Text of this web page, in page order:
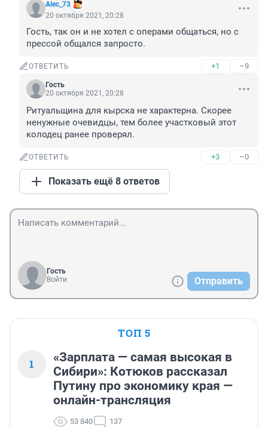
Alec_73
20 октября 2021, 20:28
Гость, так он и не хотел с операми общаться, но с
прессой общался запросто.
ОТВЕТИТЬ +1 –9
Гость
20 октября 2021, 20:28
Ритуальщина для кырска не характерна. Скорее
ненужные очевидцы, тем более участковый этот
колодец ранее проверял.
ОТВЕТИТЬ +3 –0
Показать ещё 8 ответов
Гость
Войти
Отправить
ТОП 5
1
«Зарплата — самая высокая в
Сибири»: Котюков рассказал
Путину про экономику края —
онлайн-трансляция
53 840 137